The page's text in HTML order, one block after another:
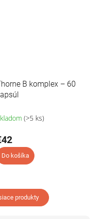
B komplex – 60
(>5 ks)
Do košíka
produkty